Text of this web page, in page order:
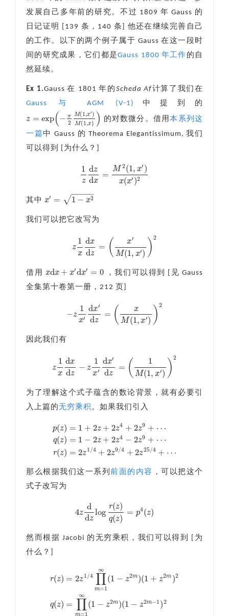
发展自己多年前的研究。不过 1809 年 Gauss 的
日记证明 [139 条，140 条] 他还在继续完善自己
的工作。以下的两个例子属于 Gauss 在这一段时
间的研究成果，它们都是Gauss 1800 年工作 的自
然延续。
Ex 1.Gauss 在 1801 年的 Scheda Af计算了我们在
Gauss 与 AGM (V-1) 中提到的
z = exp(− π
2
M(1,x′ )
M(1 ,x) )
z= exp(−π 2 M(1 x′)M(1, x )的对数微分。借用本系列这
一篇中 Gauss 的 Theorema Elegantissimum, 我们
可以得到 [为什么？]
1
z
dz
dx
=
M 2(1 , x′ )
x(x′ )2
1z dzdx =M2(1,x′)x(x′)2
其中 x′ = 1 − x2
− −
−−−
√
x′ 1− x2
我们可以把它改写为
z
1
x
dx
dz
= ( x′
M(1 , x′) ) 2
z 1xd xdz =( x′M(1,x′))2
借用 xdx + x′dx′ = 0
xdx+ x′d x′ =0
，我们可以得到 [见 Gauss
全集第十卷第一册，212 页]
−z
1
x′
dx′
dz
= (
x
M(1, x′) ) 2
−z1x′dx dz ( xM(1,x′))2
因此我们有
z
1
x
dx
dz
− z
1
x′
dx′
dz
= ( 1
M(1 , x′) ) 2
z1x dxdz−z1 x′dx′ dz= (1 M(1,x′))2
为了理解这个式子蕴含的数论背景，就有必要引
入上篇的 无穷乘积 。如果我们引入
p(z)
q(z)
r(z)
= 1 + 2z + 2z4 + 2z9 + ⋯
= 1 − 2z + 2z4 − 2z9 + ⋯
= 2z1/4 + 2z9/4 + 2z25/4 + ⋯
p(z)= 1+2 z+2z 4+2z9 +⋯ q(z )=1 2z+ 2z 4
那么根据我们这一系列 前面的内容 ，可以把这个
式子改写为
4z
d
dz
log
r(z)
q(z)
= p4(z)
4zddzlog r(z)q( )= p4 z)
然而根据 Jacobi 的无穷乘积，我们可以得到 [为
什么？]
r(z)
q(z)
= 2z1/4 ∏
m=1
∞
(1 − z2m)(1 + z2m )2
= ∏
m=1
∞
(1 − z2m)(1 − z2m−1 )2
4∏